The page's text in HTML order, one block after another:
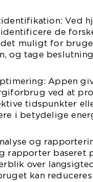
Ved
de
muligt for
og tage
Appen
ved at
tidspunkter
i betydelige
og
rapporter baseret
over
kan